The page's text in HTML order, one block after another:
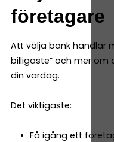
företagare
Att välja bank handlar
billigaste” och mer
din vardag.
Det viktigaste:
Få igång ett